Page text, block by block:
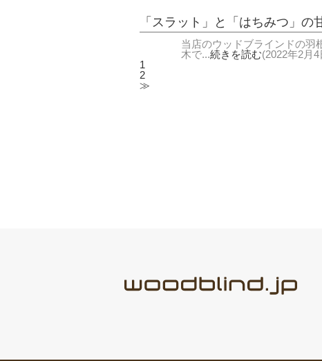
「スラット」と「はちみつ」の
当店のウッドブラインドの羽
木で...続きを読む(2022年2月4
1
2
≫